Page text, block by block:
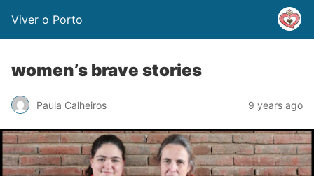
Viver o Porto
women’s brave stories
Paula Calheiros 9 years ago